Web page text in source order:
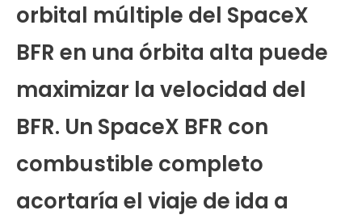
orbital múltiple del SpaceX
BFR en una órbita alta puede
maximizar la velocidad del
BFR. Un SpaceX BFR con
combustible completo
acortaría el viaje de ida a